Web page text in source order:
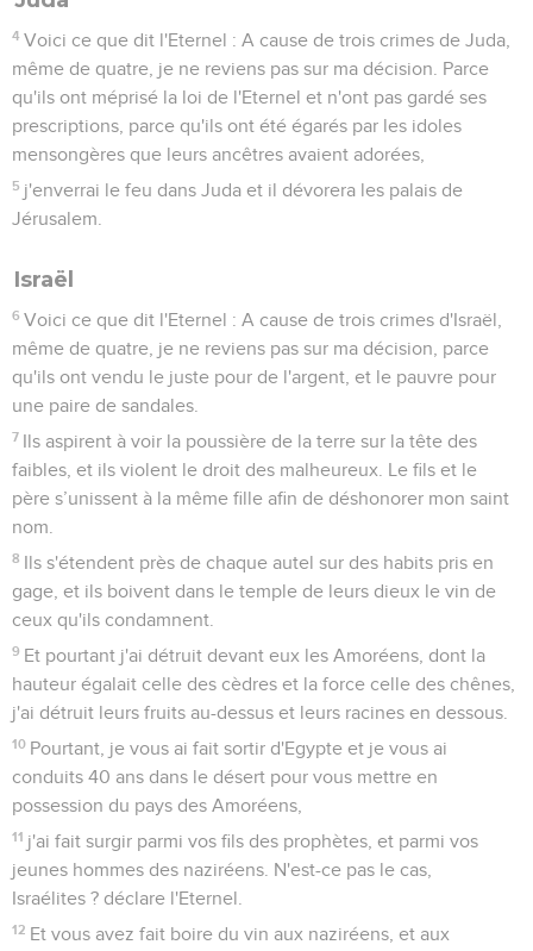
4 Voici ce que dit l'Eternel : A cause de trois crimes de Juda,
même de quatre, je ne reviens pas sur ma décision. Parce
qu'ils ont méprisé la loi de l'Eternel et n'ont pas gardé ses
prescriptions, parce qu'ils ont été égarés par les idoles
mensongères que leurs ancêtres avaient adorées,
5 j'enverrai le feu dans Juda et il dévorera les palais de
Jérusalem.
Israël
6 Voici ce que dit l'Eternel : A cause de trois crimes d'Israël,
même de quatre, je ne reviens pas sur ma décision, parce
qu'ils ont vendu le juste pour de l'argent, et le pauvre pour
une paire de sandales.
7 Ils aspirent à voir la poussière de la terre sur la tête des
faibles, et ils violent le droit des malheureux. Le fils et le
père s’unissent à la même fille afin de déshonorer mon saint
nom.
8 Ils s'étendent près de chaque autel sur des habits pris en
gage, et ils boivent dans le temple de leurs dieux le vin de
ceux qu'ils condamnent.
9 Et pourtant j'ai détruit devant eux les Amoréens, dont la
hauteur égalait celle des cèdres et la force celle des chênes,
j'ai détruit leurs fruits au-dessus et leurs racines en dessous.
10 Pourtant, je vous ai fait sortir d'Egypte et je vous ai
conduits 40 ans dans le désert pour vous mettre en
possession du pays des Amoréens,
11 j'ai fait surgir parmi vos fils des prophètes, et parmi vos
jeunes hommes des naziréens. N'est-ce pas le cas,
Israélites ? déclare l'Eternel.
12 Et vous avez fait boire du vin aux naziréens, et aux